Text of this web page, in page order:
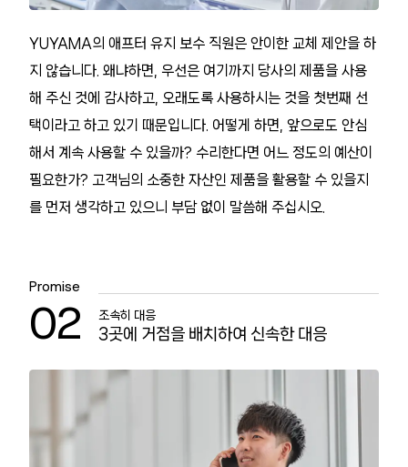
YUYAMA의 애프터 유지 보수 직원은 안이한 교체 제안을 하
지 않습니다. 왜냐하면, 우선은 여기까지 당사의 제품을 사용
해 주신 것에 감사하고, 오래도록 사용하시는 것을 첫번째 선
택이라고 하고 있기 때문입니다. 어떻게 하면, 앞으로도 안심
해서 계속 사용할 수 있을까? 수리한다면 어느 정도의 예산이
필요한가? 고객님의 소중한 자산인 제품을 활용할 수 있을지
를 먼저 생각하고 있으니 부담 없이 말씀해 주십시오.
Promise
02 조속히 대응
3곳에 거점을 배치하여 신속한 대응